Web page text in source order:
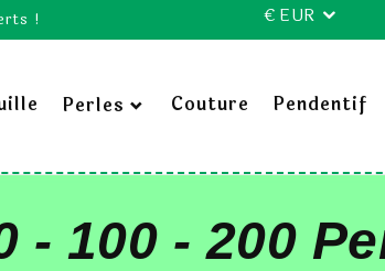
! € EUR
Perles Couture Pendentif
- 100 - 200